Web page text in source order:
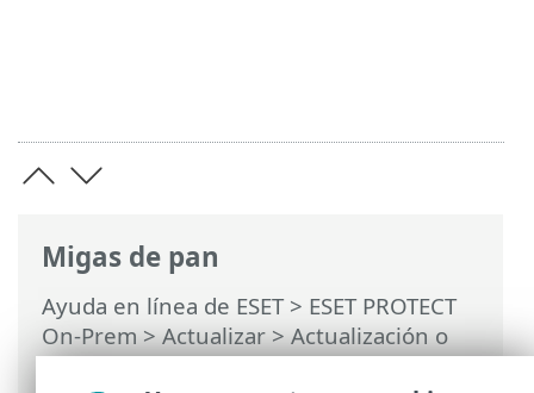
Migas de pan
Ayuda en línea de ESET> ESET PROTECT
On-Prem>Actualizar>Actualización o
copia de seguridad del servidor de la